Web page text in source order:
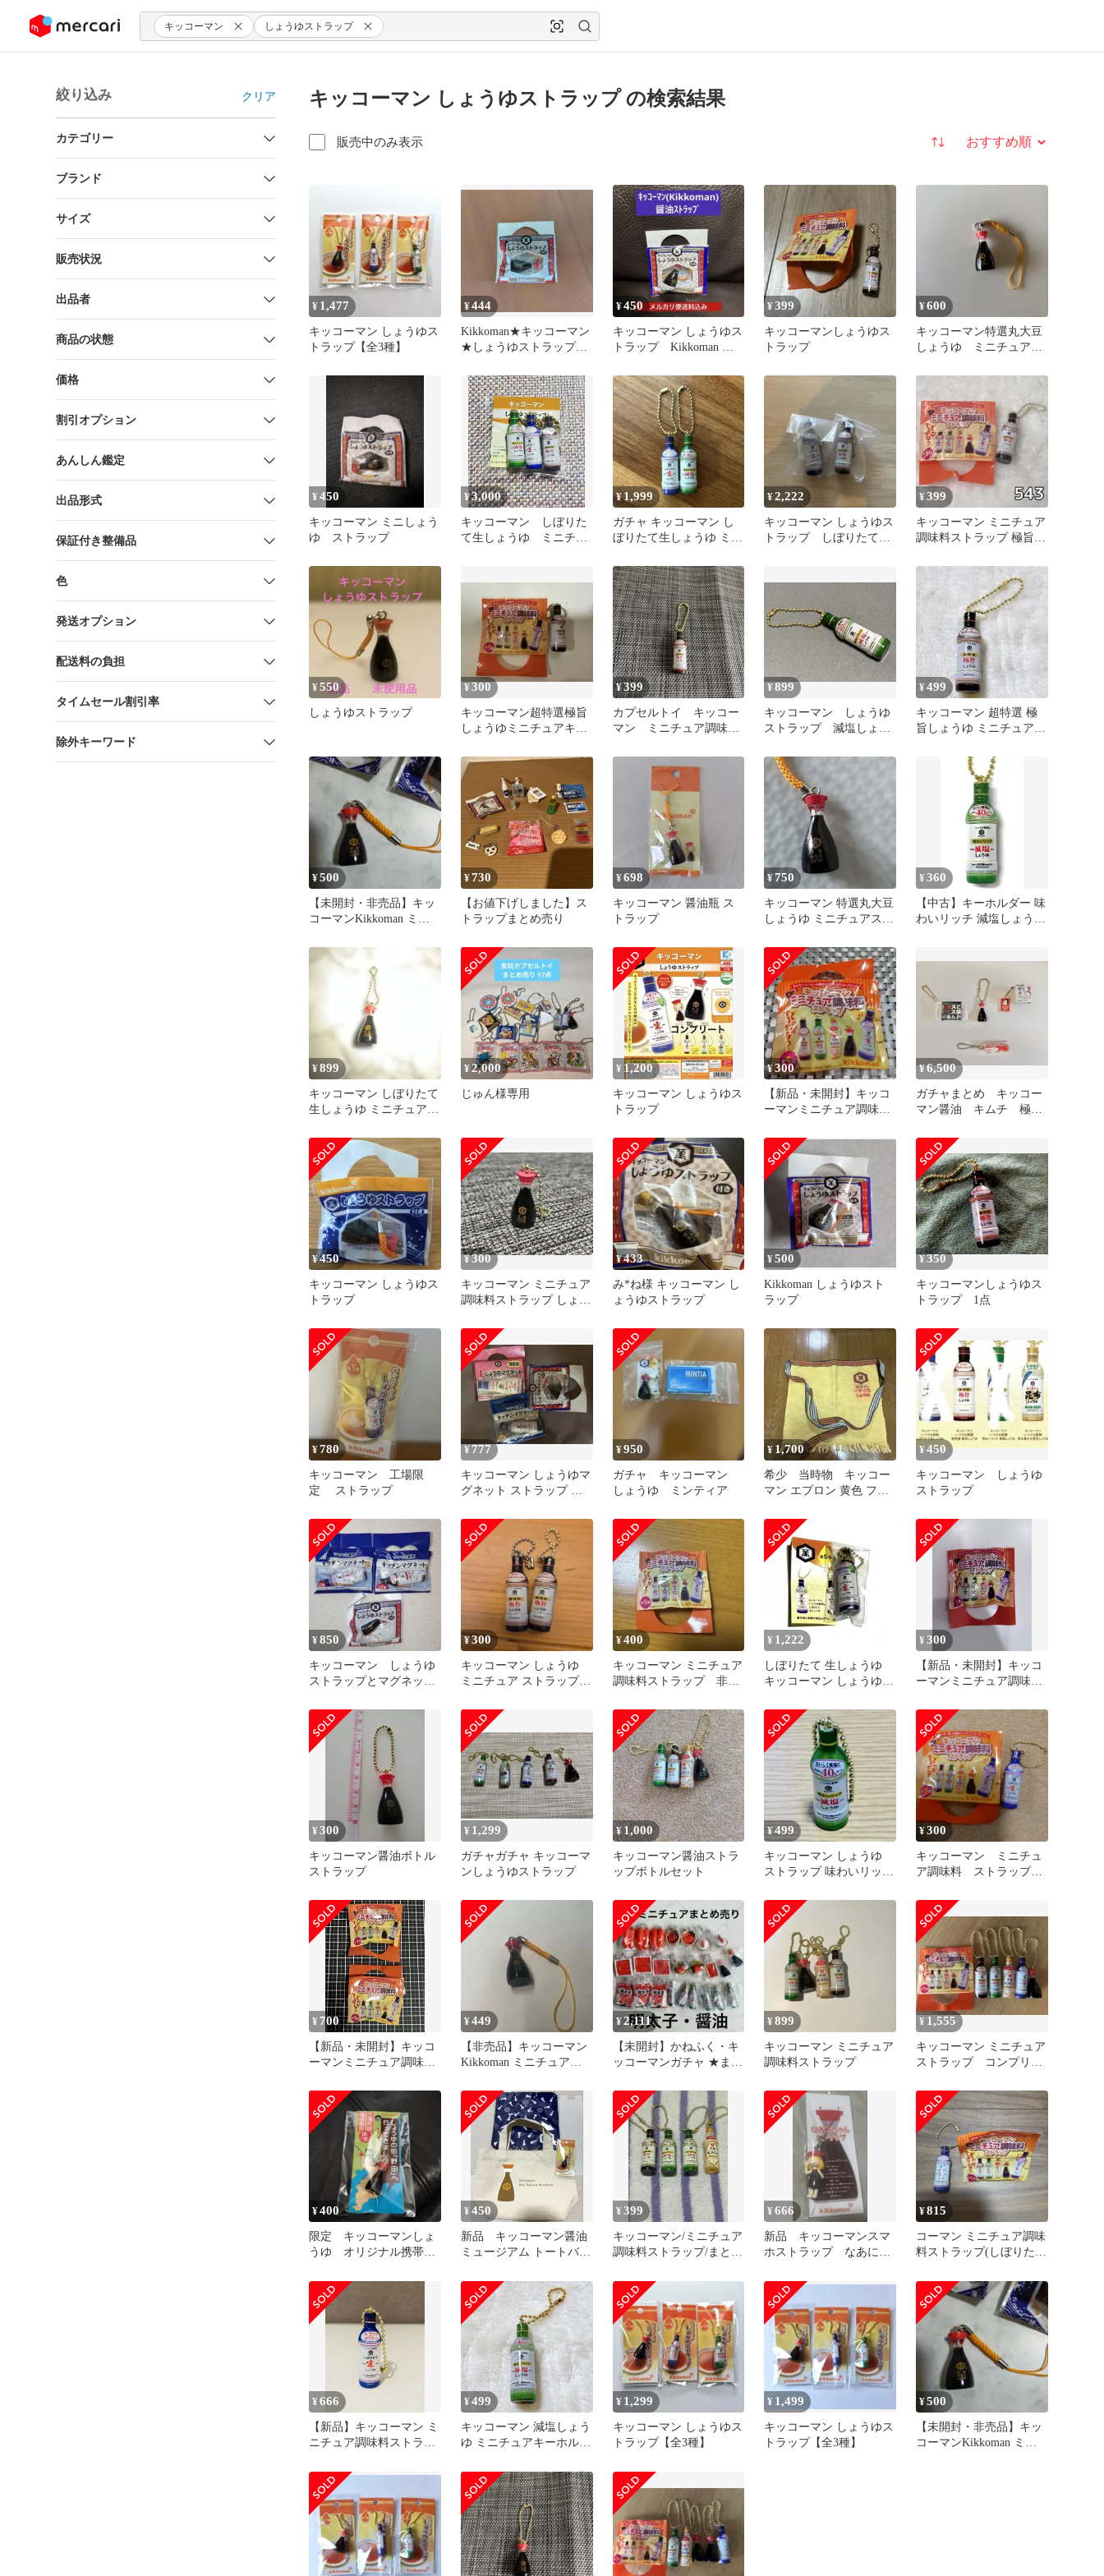
ツにスキップ キッコーマン しょうゆストラップ
絞り込み クリア
カテゴリー
ブランド
サイズ
販売状況
出品者
商品の状態
価格
割引オプション
あんしん鑑定
出品形式
保証付き整備品
色
発送オプション
配送料の負担
タイムセール割引率
除外キーワード
キッコーマン しょうゆストラップ の検索結果
販売中のみ表示 並び替え
¥ 1,477
キッコーマン しょうゆス
トラップ【全3種】
¥444
Kikkoman★キッコーマン
★しょうゆストラップ★
¥450
キッコーマン しょうゆス
トラップ Kikkoman 特
ロ
¥399
キッコーマンしょうゆス
トラップ
¥600
キッコーマン特選丸大豆
しょうゆ ミニチュアキ
¥450
キッコーマン ミニしょう
ゆ ストラップ
¥3,000
キッコーマン しぼりた
て生しょうゆ ミニチュ
¥ 1,999
ガチャ キッコーマン し
ぼりたて生しょうゆ ミニ
セット
¥2,222
キッコーマン しょうゆス
トラップ しぼりたて生
¥399
キッコーマン ミニチュア
調味料ストラップ 極旨し
プル
¥550
しょうゆストラップ
¥300
キッコーマン超特選極旨
しょうゆミニチュアキー
¥399
カプセルトイ キッコー
マン ミニチュア調味料
うゆ
¥899
キッコーマン しょうゆ
ストラップ 減塩しょう
¥499
キッコーマン 超特選 極
旨しょうゆ ミニチュアキ
¥500
【未開封・非売品】キッ
コーマンKikkoman ミニ
プ
¥730
【お値下げしました】ス
トラップまとめ売り
¥698
キッコーマン 醤油瓶 ス
トラップ
¥750
キッコーマン 特選丸大豆
しょうゆ ミニチュアスト
¥360
【中古】キーホルダー 味
わいリッチ 減塩しょうゆ
¥899
キッコーマン しぼりたて
生しょうゆ ミニチュアキ
¥2,000
じゅん様専用
¥ 1,200
キッコーマン しょうゆス
トラップ
¥300
【新品・未開封】キッコ
ーマンミニチュア調味料
¥6,500
ガチャまとめ キッコー
マン醤油 キムチ 極小
¥450
キッコーマン しょうゆス
トラップ
¥300
キッコーマン ミニチュア
調味料ストラップ しょう
¥433
み*ね様 キッコーマン し
ょうゆストラップ
¥500
Kikkoman しょうゆスト
ラップ
¥350
キッコーマンしょうゆス
トラップ 1点
¥780
キッコーマン 工場限
定 ストラップ
¥777
キッコーマン しょうゆマ
グネット ストラップ ミ
¥950
ガチャ キッコーマン
しょうゆ ミンティア
¥ 1,700
希少 当時物 キッコー
マン エプロン 黄色 フリ
¥450
キッコーマン しょうゆ
ストラップ
¥850
キッコーマン しょうゆ
ストラップとマグネット
¥300
キッコーマン しょうゆ
ミニチュア ストラップ 2
¥400
キッコーマン ミニチュア
調味料ストラップ 非売
¥ 1,222
しぼりたて 生しょうゆ
キッコーマン しょうゆス
¥300
【新品・未開封】キッコ
ーマンミニチュア調味料
¥300
キッコーマン醤油ボトル
ストラップ
¥ 1,299
ガチャガチャ キッコーマ
ンしょうゆストラップ
¥1,000
キッコーマン醤油ストラ
ップボトルセット
¥499
キッコーマン しょうゆ
ストラップ 味わいリッチ
¥300
キッコーマン ミニチュ
ア調味料 ストラップ
¥ 700
【新品・未開封】キッコ
ーマンミニチュア調味料
¥449
【非売品】キッコーマン
Kikkoman ミニチュアし
¥2,111
【未開封】かねふく・キ
ッコーマンガチャ ★まと
¥899
キッコーマン ミニチュア
調味料ストラップ
¥ 1,555
キッコーマン ミニチュア
ストラップ コンプリー
¥400
限定 キッコーマンしょ
うゆ オリジナル携帯ス
豆しょうゆ
¥450
新品 キッコーマン醤油
ミュージアム トートバッ
ッグ
¥399
キッコーマン/ミニチュア
調味料ストラップ/まとめ
¥666
新品 キッコーマンスマ
ホストラップ なあにち
¥815
コーマン ミニチュア調味
料ストラップ(しぼりたて
¥666
【新品】キッコーマン ミ
ニチュア調味料ストラッ
¥499
キッコーマン 減塩しょう
ゆ ミニチュアキーホルダ
¥ 1,299
キッコーマン しょうゆス
トラップ【全3種】
¥ 1,499
キッコーマン しょうゆス
トラップ【全3種】
¥500
【未開封・非売品】キッ
コーマンKikkoman ミニ